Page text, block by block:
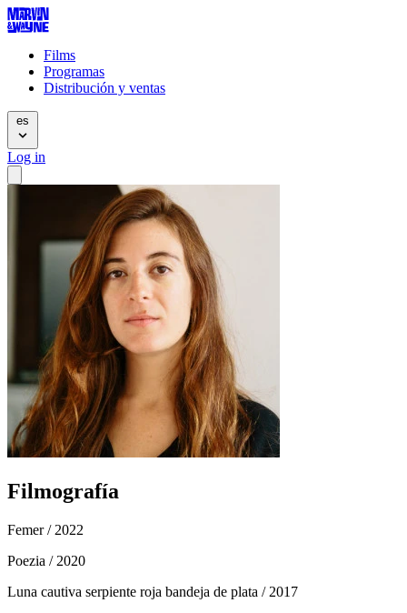
Films
Programas
Distribución y ventas
es
Log in
Filmografía
Femer / 2022
Poezia / 2020
Luna cautiva serpiente roja bandeja de plata / 2017